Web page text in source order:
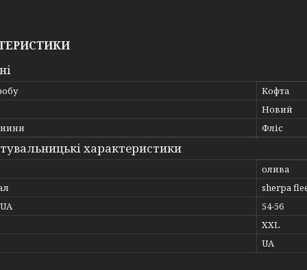
Кофта
Новий
Фліс
характеристики
олива
sherpa
54-56
XXL
UA